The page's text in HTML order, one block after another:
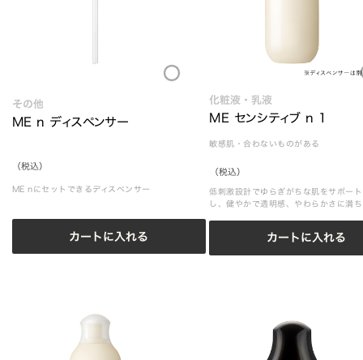
Loading...
その他
ME n ディスペンサー
（税込）
ME nにセットできるディスペンサー
カートに入れる
化粧液・乳液
ME センシティブ n 1
敏感肌・合わないものがある
（税込）
低刺激設計でゆらぎがちな肌をサポート
し、健やかで透明感、やわらかさに満
カートに入れる